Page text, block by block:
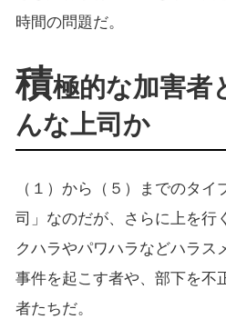
時間の問題だ。
積極的な加害者
んな上司か
（１）から（５）までのタ
司」なのだが、さらに上を行
クハラやパワハラなどハラス
事件を起こす者や、部下を不
者たちだ。